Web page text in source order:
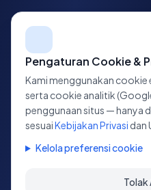
Case Study
HUBUNGI KAMI
Jl. HOS Cokroaminoto
Tegalrejo, Yogyakarta,
+62 813-7700-3223
Pengaturan Cookie &
Kami menggunakan cookie
serta cookie analitik
penggunaan situs — hanya
sesuaiKebijakan Privasi dan
Kelola preferensi cookie
Tolak